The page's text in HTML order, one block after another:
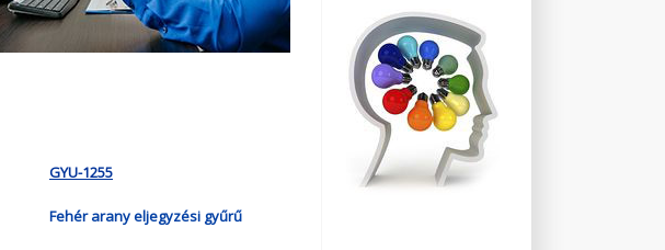
GYU-1255
Fehér arany eljegyzési gyűrű